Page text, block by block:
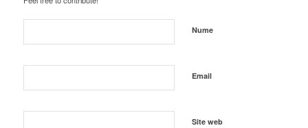
Nume
Email
Site web